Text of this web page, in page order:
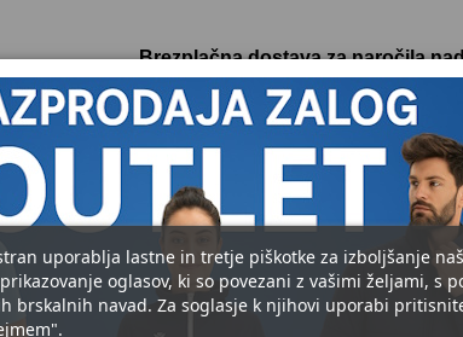
Brezplačna dostava za naročila
Način plačila
Plačilo ob prevzemu, bančnega
Točke zvestobe za registrirane
10% Cashback za naslednje nakupe
TISK opreme
Želite opraviti še tisk? Kontaktirajte
uporablja lastne in tretje piškotke za izboljšanje
oglasov, ki so povezani z vašimi željami, s
brskalnih navad. Za soglasje k njihovi uporabi